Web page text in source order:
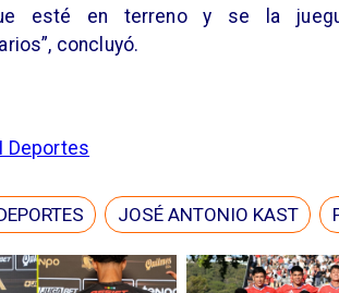
esté en terreno y se la
concluyó.
Deportes
JOSÉ ANTONIO KAST